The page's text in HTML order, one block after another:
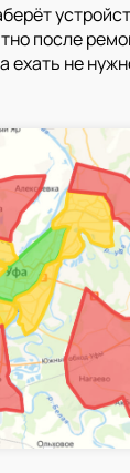
после
ехать не